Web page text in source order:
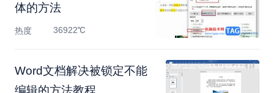
体的方法
热度 36922℃
Word文档解决被锁定不能
编辑的方法教程